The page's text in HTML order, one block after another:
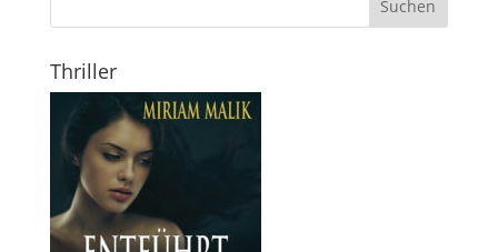
Thriller